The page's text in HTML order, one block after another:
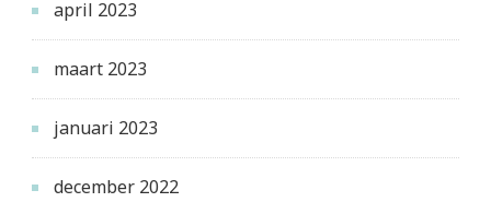
april 2023
maart 2023
januari 2023
december 2022